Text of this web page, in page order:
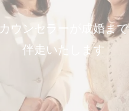
カウンセラーが成婚まで
伴走いたします